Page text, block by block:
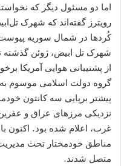
اما دو مسئول دیگر که
رویترز گفته‌اند که شهرک
کُردها در شمال سوریه
شهرک تل ابیض، ژوئن
از پشتیبانی هوایی آمریکا
گروه دولت اسلامی موسوم
پیشتر برپایی سه کانتون
نزدیکی مرزهای عراق و
غرب، اعلام شده بود. اکنون
مناطق خودمختار تحت
متصل شدند.